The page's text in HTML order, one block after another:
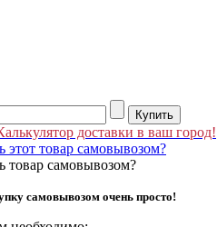
доставки в ваш город!
этот товар самовывозом?
товар самовывозом?
самовывозом очень просто!